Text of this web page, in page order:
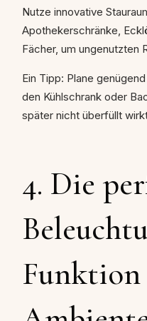
Nutze innovative
Apothekerschränke,
Fächer, um ungenutzten
Ein Tipp: Plane
den Kühlschrank oder
später nicht überfüllt
4. Die